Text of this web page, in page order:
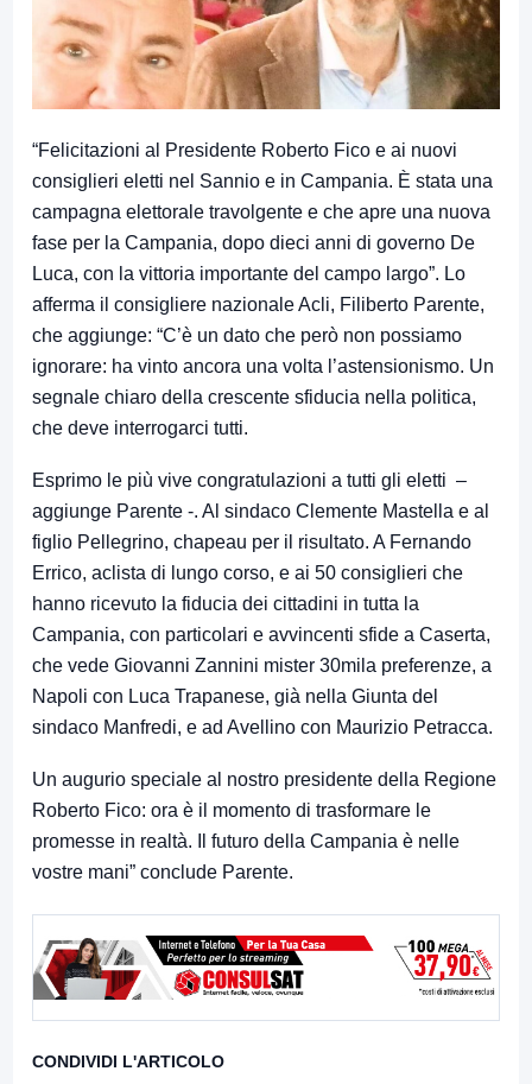
“Felicitazioni al Presidente Roberto Fico e ai nuovi
consiglieri eletti nel Sannio e in Campania. È stata una
campagna elettorale travolgente e che apre una nuova
fase per la Campania, dopo dieci anni di governo De
Luca, con la vittoria importante del campo largo”. Lo
afferma il consigliere nazionale Acli, Filiberto Parente,
che aggiunge: “C’è un dato che però non possiamo
ignorare: ha vinto ancora una volta l’astensionismo. Un
segnale chiaro della crescente sfiducia nella politica,
che deve interrogarci tutti.
Esprimo le più vive congratulazioni a tutti gli eletti –
aggiunge Parente -. Al sindaco Clemente Mastella e al
figlio Pellegrino, chapeau per il risultato. A Fernando
Errico, aclista di lungo corso, e ai 50 consiglieri che
hanno ricevuto la fiducia dei cittadini in tutta la
Campania, con particolari e avvincenti sfide a Caserta,
che vede Giovanni Zannini mister 30mila preferenze, a
Napoli con Luca Trapanese, già nella Giunta del
sindaco Manfredi, e ad Avellino con Maurizio Petracca.
Un augurio speciale al nostro presidente della Regione
Roberto Fico: ora è il momento di trasformare le
promesse in realtà. Il futuro della Campania è nelle
vostre mani” conclude Parente.
CONDIVIDI L'ARTICOLO